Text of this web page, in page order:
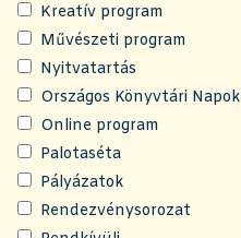
Kreatív program
Művészeti program
Nyitvatartás
Országos Könyvtári Napok
Online program
Palotaséta
Pályázatok
Rendezvénysorozat